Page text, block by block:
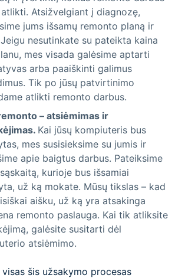
Atsižvelgiant į diagnozę,
jums išsamų remonto planą ir
nesutinkate su pateikta kaina
mes visada galėsime aptarti
arba paaiškinti galimus
Tik po jūsų patvirtinimo
atlikti remonto darbus.
– atsiėmimas ir
Kai jūsų kompiuteris bus
mes susisieksime su jumis ir
apie baigtus darbus. Pateiksime
kurioje bus išsamiai
už ką mokate. Mūsų tikslas – kad
aišku, už ką yra atsakinga
remonto paslauga. Kai tik atliksite
galėsite susitarti dėl
atsiėmimo.
šis užsakymo procesas